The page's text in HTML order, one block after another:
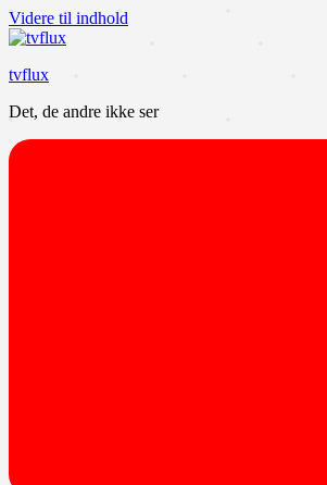
Videre til indhold
tvflux
Det, de andre ikke ser